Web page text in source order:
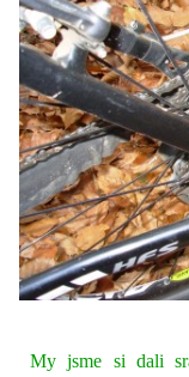
My jsme si dali